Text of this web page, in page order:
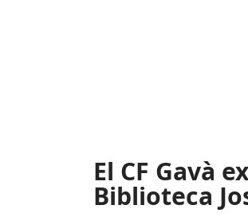
El CF Gavà
Biblioteca